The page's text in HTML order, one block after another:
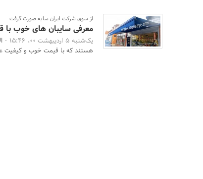
سازمان‌ها
و
روابط
از سوی شرکت ایران سایه صورت گرفت
معرفی سایبان های خوب
یک‌شنبه 5 اردیبهشت 00، 15:46 -
هستند که با قیمت خوب و کیفیت